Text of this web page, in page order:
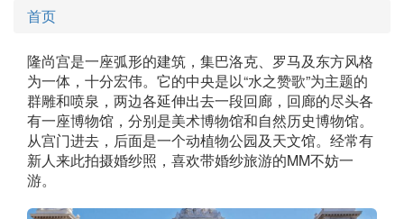
首页
隆尚宫是一座弧形的建筑，集巴洛克、罗马及东方风格
为一体，十分宏伟。它的中央是以“水之赞歌”为主题的
群雕和喷泉，两边各延伸出去一段回廊，回廊的尽头各
有一座博物馆，分别是美术博物馆和自然历史博物馆。
从宫门进去，后面是一个动植物公园及天文馆。经常有
新人来此拍摄婚纱照，喜欢带婚纱旅游的MM不妨一
游。